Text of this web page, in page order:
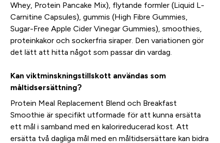
Whey, Protein Pancake Mix), flytande formler (Liquid L-
Carnitine Capsules), gummis (High Fibre Gummies,
Sugar-Free Apple Cider Vinegar Gummies), smoothies,
proteinkakor och sockerfria siraper. Den variationen gör
det lätt att hitta något som passar din vardag.
Kan viktminskningstillskott användas som
måltidsersättning?
Protein Meal Replacement Blend och Breakfast
Smoothie är specifikt utformade för att kunna ersätta
ett mål i samband med en kalorireducerad kost. Att
ersätta två dagliga mål med en måltidsersättare kan bidra